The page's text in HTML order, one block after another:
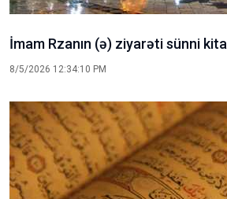
İmam Rzanın (ə) ziyarəti sünni
8/5/2026 12:34:10 PM